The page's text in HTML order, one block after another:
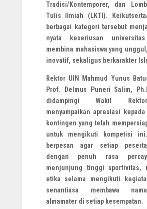
Tradisi/Kontemporer, dan
Tulis Ilmiah (LKTI).
berbagai kategori tersebut
nyata keseriusan
membina mahasiswa yang
inovatif, sekaligus berkarakter
Rektor UIN Mahmud Yunus
Prof. Delmus Puneri Salim,
didampingi Wakil
menyampaikan apresiasi
kontingen yang telah
untuk mengikuti kompetisi
berpesan agar setiap
dengan penuh rasa
menjunjung tinggi sportivitas,
etika selama mengikuti
senantiasa membawa
almamater di setiap kesempatan.